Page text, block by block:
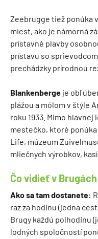
Zeebrugge tiež ponúka
miest, ako je námorná
prístavné plavby
prístavu so
prechádzky prírodnou
Blankenberge je
plážou a mólom v štýle
roku 1933. Mimo
mestečko, ktoré
Life, múzeum
mliečnych výrobkov,
Čo vidieť v Brugách
Ako sa tam dostanete:
raz za hodinu (jedna
Brugy každú polhodinu
lodných spoločností